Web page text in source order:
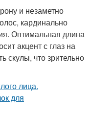
и незаметно
кардинально
Оптимальная длина
акцент с глаз на
скулы, что зрительно